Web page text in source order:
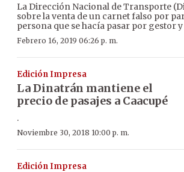
La Dirección Nacional de Transporte
sobre la venta de un carnet falso por
persona que se hacía pasar por gestor
Febrero 16, 2019 06:26 p. m.
Edición Impresa
La Dinatrán mantiene el
precio de pasajes a Caacupé
.
Noviembre 30, 2018 10:00 p. m.
Edición Impresa